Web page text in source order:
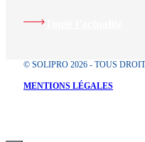
© SOLIPRO 2026 - TOUS
MENTIONS LÉGALES